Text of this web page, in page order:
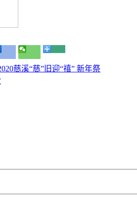
慈溪“慈”旧迎“禧” 新年祭